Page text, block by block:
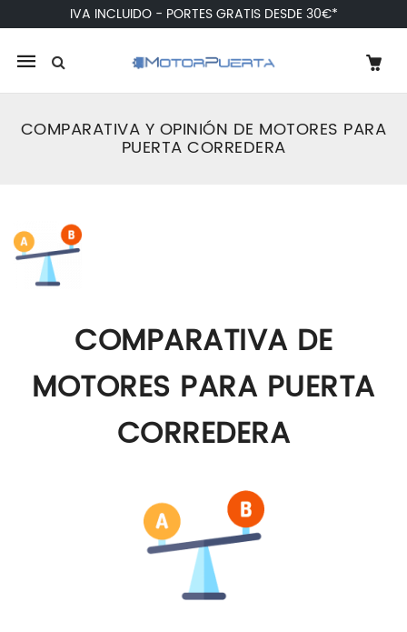
IVA INCLUIDO - PORTES GRATIS DESDE 30€*
Mobile
navigation
COMPARATIVA Y OPINIÓN DE MOTORES PARA
PUERTA CORREDERA
Skip to content
COMPARATIVA DE
MOTORES PARA PUERTA
CORREDERA